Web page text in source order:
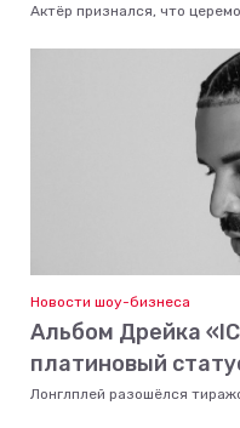
Актёр признался, что
Новости шоу-бизнеса
Альбом Дрейка
платиновый
Лонглплей разошёлся